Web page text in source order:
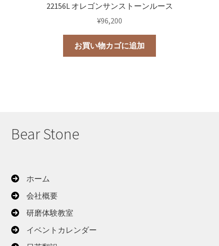
22156L オレゴンサンストーンルース
¥96,200
お買い物カゴに追加
Bear Stone
ホーム
会社概要
研磨体験教室
イベントカレンダー